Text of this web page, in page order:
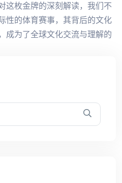
这枚金牌的深刻解读，我们不
性的体育赛事，其背后的文化
成为了全球文化交流与理解的